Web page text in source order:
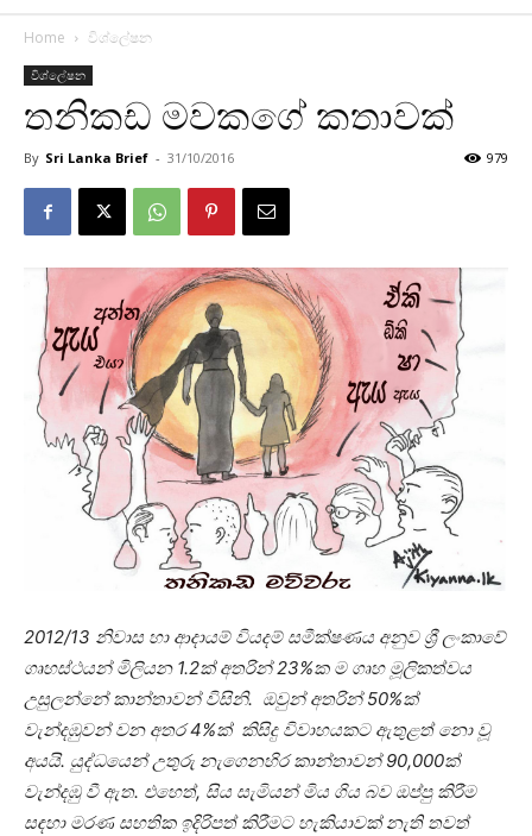
Home විශ්ලේෂන
විශ්ලේෂන
තනිකඩ මවකගේ කතාවක්
By Sri Lanka Brief - 31/10/2016 979
2012/13 නිවාස හා ආදායම් වියදම් සමීක්ෂණය අනුව ශ්‍රී ලංකාවේ
ගෘහස්ථයන් මිලියන 1.2ක් අතරින් 23%ක ම ගෘහ මූලිකත්වය
උසුලන්නේ කාන්තාවන් විසිනි. ඔවුන් අතරින් 50%ක්
වැන්දඹුවන් වන අතර 4%ක් කිසිදු විවාහයකට ඇතුළත් නො වූ
අයයි. යුද්ධයෙන් උතුරු නැගෙනහිර කාන්තාවන් 90,000ක්
වැන්දඹු වී ඇත. එහෙත්, සිය සැමියන් මිය ගිය බව ඔප්පු කිරීම
සඳහා මරණ සහතික ඉදිරිපත් කිරීමට හැකියාවක් නැති තවත්